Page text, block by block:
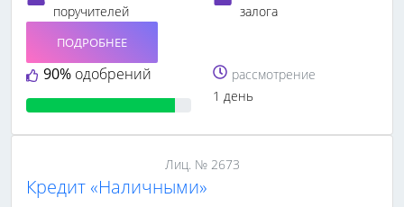
поручителей
залога
90% одобрений
ПОДРОБНЕЕ
рассмотрение
1 день
Лиц. № 2673
Кредит «Наличными»